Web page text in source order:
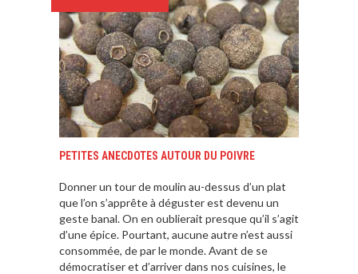
PETITES ANECDOTES AUTOUR DU POIVRE
Donner un tour de moulin au-dessus d’un plat
que l’on s’apprête à déguster est devenu un
geste banal. On en oublierait presque qu’il s’agit
d’une épice. Pourtant, aucune autre n’est aussi
consommée, de par le monde. Avant de se
démocratiser et d’arriver dans nos cuisines, le